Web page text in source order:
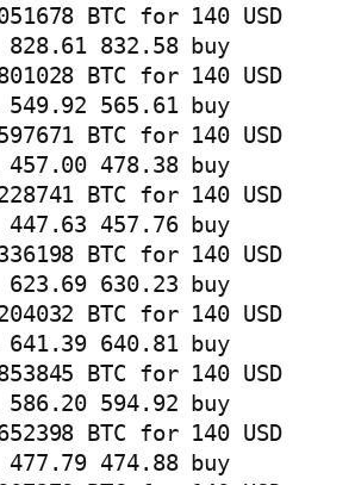
BTC for 140 USD
828.61 832.58 buy
BTC for 140 USD
549.92 565.61 buy
BTC for 140 USD
457.00 478.38 buy
BTC for 140 USD
447.63 457.76 buy
BTC for 140 USD
623.69 630.23 buy
BTC for 140 USD
641.39 640.81 buy
BTC for 140 USD
586.20 594.92 buy
BTC for 140 USD
477.79 474.88 buy